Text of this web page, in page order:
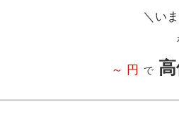
＼い
～ 円 で